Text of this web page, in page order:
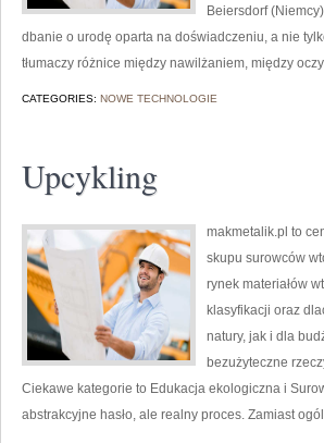
Beiersdorf
dbanie o urodę oparta na doświadczeniu, a nie
tłumaczy różnice między nawilżaniem, między
CATEGORIES: NOWE TECHNOLOGIE
Upcykling
makmetalik.pl to
skupu surowców
rynek materiałów
klasyfikacji oraz
natury, jak i dla
bezużyteczne
Ciekawe kategorie to Edukacja ekologiczna i
abstrakcyjne hasło, ale realny proces. Zamiast